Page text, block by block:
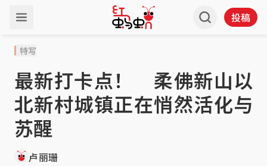
投稿
特写
最新打卡点！ 柔佛新山以
北新村城镇正在悄然活化与
苏醒
卢丽珊